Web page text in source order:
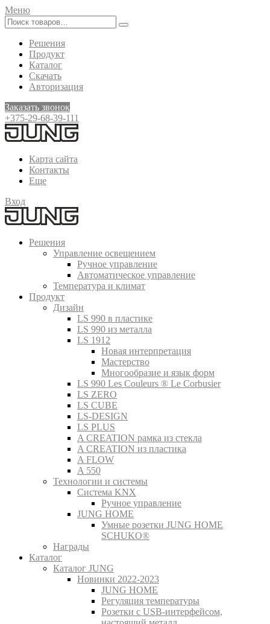
Меню
Решения
Продукт
Каталог
Скачать
Авторизация
Заказать звонок
+375-29-68-39-111
Карта сайта
Контакты
Еще
Вход
Решения
Управление освещением
Ручное управление
Автоматическое управление
Температура и климат
Продукт
Дизайн
LS 990 в пластике
LS 990 из металла
LS 1912
Новая интерпретация
Мастерство
Многообразие и язык форм
LS 990 Les Couleurs ® Le Corbusier
LS ZERO
LS CUBE
LS-DESIGN
LS PLUS
A CREATION рамка из стекла
A CREATION из пластика
A FLOW
A 550
Технологии и системы
Система KNX
Ручное управление
JUNG HOME
Умные розетки JUNG HOME
SCHUKO®
Награды
Каталог
Каталог JUNG
Новинки 2022-2023
JUNG HOME
Регуляция температуры
Розетки с USB-интерфейсом,